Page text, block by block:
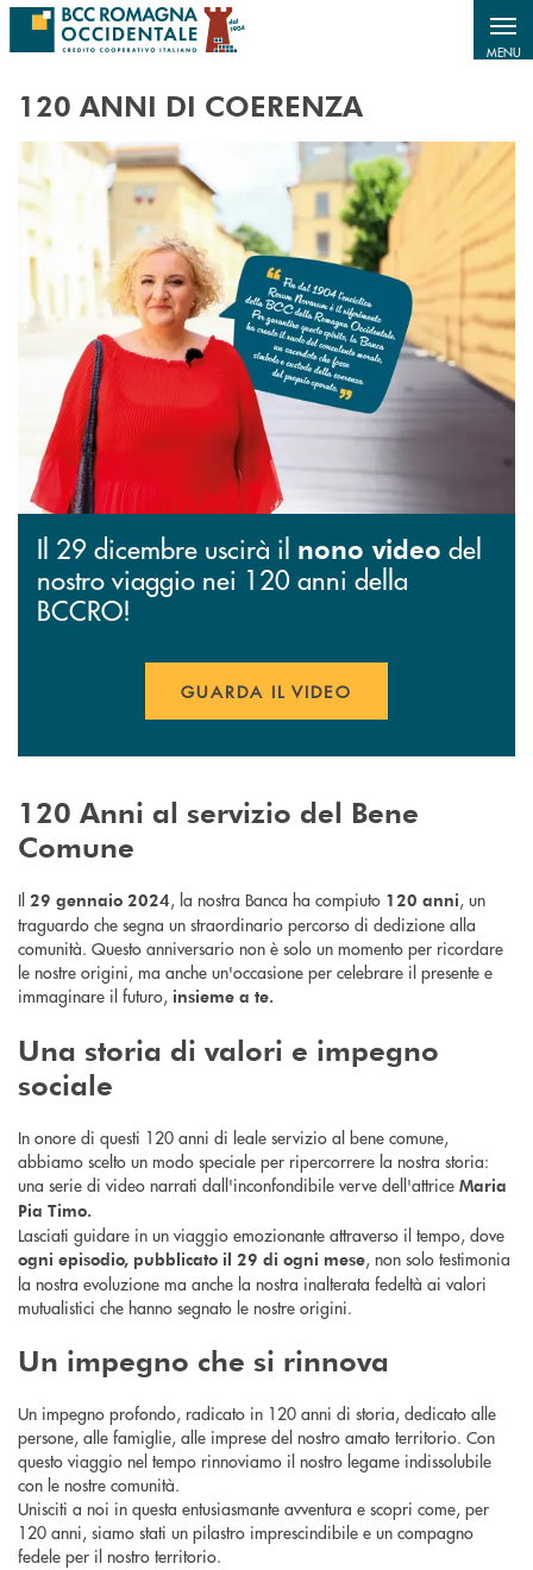
Salta al contenuto principale
MENU
120 ANNI DI COERENZA
Il 29 dicembre uscirà il nono video del
nostro viaggio nei 120 anni della
BCCRO!
GUARDA IL VIDEO
120 Anni al servizio del Bene
Comune
Il 29 gennaio 2024, la nostra Banca ha compiuto 120 anni, un
traguardo che segna un straordinario percorso di dedizione alla
comunità. Questo anniversario non è solo un momento per ricordare
le nostre origini, ma anche un'occasione per celebrare il presente e
immaginare il futuro, insieme a te.
Una storia di valori e impegno
sociale
In onore di questi 120 anni di leale servizio al bene comune,
abbiamo scelto un modo speciale per ripercorrere la nostra storia:
una serie di video narrati dall'inconfondibile verve dell'attrice Maria
Pia Timo.
Lasciati guidare in un viaggio emozionante attraverso il tempo, dove
ogni episodio, pubblicato il 29 di ogni mese, non solo testimonia
la nostra evoluzione ma anche la nostra inalterata fedeltà ai valori
mutualistici che hanno segnato le nostre origini.
Un impegno che si rinnova
Un impegno profondo, radicato in 120 anni di storia, dedicato alle
persone, alle famiglie, alle imprese del nostro amato territorio. Con
questo viaggio nel tempo rinnoviamo il nostro legame indissolubile
con le nostre comunità.
Unisciti a noi in questa entusiasmante avventura e scopri come, per
120 anni, siamo stati un pilastro imprescindibile e un compagno
fedele per il nostro territorio.